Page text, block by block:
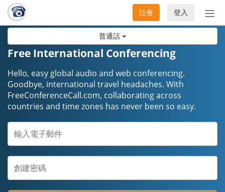
普通話
切
換
登入
註冊
Free International Conferencing
Hello, easy global audio and web conferencing.
Goodbye, international travel headaches. ​​​​​​​With
FreeConferenceCall.com, collaborating across
countries and time zones has never been so easy.